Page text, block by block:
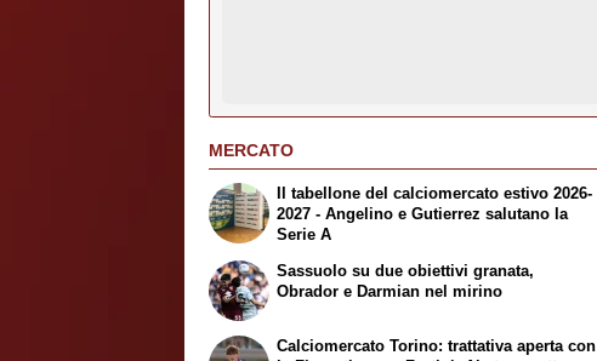
MERCATO
Il tabellone del calciomercato estivo 2026-
2027 - Angelino e Gutierrez salutano la
Serie A
Sassuolo su due obiettivi granata,
Obrador e Darmian nel mirino
Calciomercato Torino: trattativa aperta con